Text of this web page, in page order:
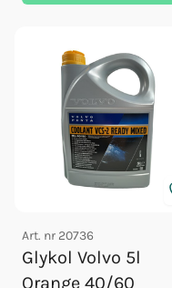
Art. nr 20736
Glykol Volvo 5l
Orange 40/60